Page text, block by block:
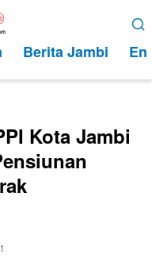
Berita Jambi
Kota Jambi